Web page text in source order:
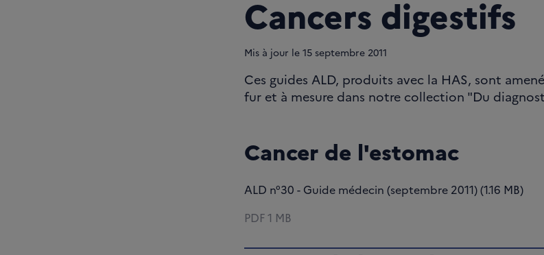
Cancers digestifs
Mis à jour le 15septembre 2011
Ces guides ALD, produits avec la HAS, sont
fur et à mesure dans notre collection "Du
Cancer de l'estomac
ALD n°30 - Guide médecin (septembre 2011) (1.16 MB)
PDF1 MB